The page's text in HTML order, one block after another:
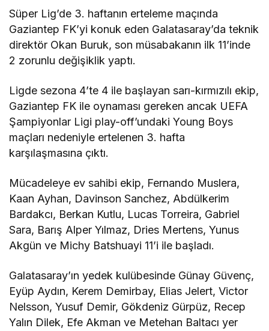
Süper Lig’de 3. haftanın erteleme maçında
Gaziantep FK’yi konuk eden Galatasaray’da teknik
direktör Okan Buruk, son müsabakanın ilk 11’inde
2 zorunlu değişiklik yaptı.
Ligde sezona 4’te 4 ile başlayan sarı-kırmızılı ekip,
Gaziantep FK ile oynaması gereken ancak UEFA
Şampiyonlar Ligi play-off’undaki Young Boys
maçları nedeniyle ertelenen 3. hafta
karşılaşmasına çıktı.
Mücadeleye ev sahibi ekip, Fernando Muslera,
Kaan Ayhan, Davinson Sanchez, Abdülkerim
Bardakcı, Berkan Kutlu, Lucas Torreira, Gabriel
Sara, Barış Alper Yılmaz, Dries Mertens, Yunus
Akgün ve Michy Batshuayi 11’i ile başladı.
Galatasaray’ın yedek kulübesinde Günay Güvenç,
Eyüp Aydın, Kerem Demirbay, Elias Jelert, Victor
Nelsson, Yusuf Demir, Gökdeniz Gürpüz, Recep
Yalın Dilek, Efe Akman ve Metehan Baltacı yer